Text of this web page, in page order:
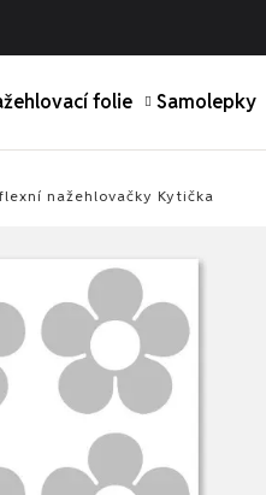
folie Samolepky
nažehlovačky Kytička